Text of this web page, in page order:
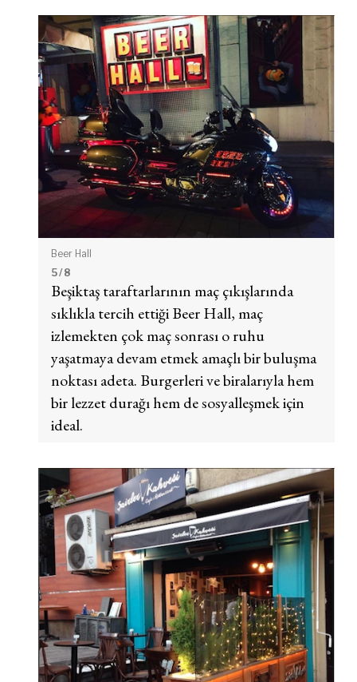
Beer Hall
5/ 8
Beşiktaş taraftarlarının maç çıkışlarında
sıklıkla tercih ettiği Beer Hall, maç
izlemekten çok maç sonrası o ruhu
yaşatmaya devam etmek amaçlı bir buluşma
noktası adeta. Burgerleri ve biralarıyla hem
bir lezzet durağı hem de sosyalleşmek için
ideal.